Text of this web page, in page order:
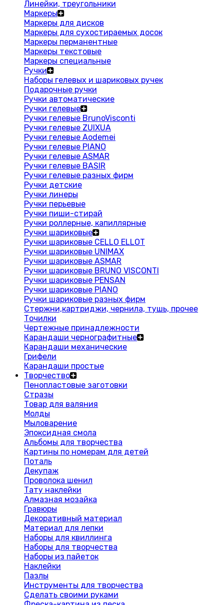
Линейки, треугольники
Маркеры
Маркеры для дисков
Маркеры для сухостираемых досок
Маркеры перманентные
Маркеры текстовые
Маркеры специальные
Ручки
Наборы гелевых и шариковых ручек
Подарочные ручки
Ручки автоматические
Ручки гелевые
Ручки гелевые BrunoVisconti
Ручки гелевые ZUIXUA
Ручки гелевые Aodemei
Ручки гелевые PIANO
Ручки гелевые ASMAR
Ручки гелевые BASIR
Ручки гелевые разных фирм
Ручки детские
Ручки линеры
Ручки перьевые
Ручки пиши-стирай
Ручки роллерные, капиллярные
Ручки шариковые
Ручки шариковые CELLO ELLOT
Ручки шариковые UNIMAX
Ручки шариковые ASMAR
Ручки шариковые BRUNO VISCONTI
Ручки шариковые PENSAN
Ручки шариковые PIANO
Ручки шариковые разных фирм
Стержни,картриджи, чернила, тушь, прочее
Точилки
Чертежные принадлежности
Карандаши чернографитные
Карандаши механические
Грифели
Карандаши простые
Творчество
Пенопластовые заготовки
Стразы
Товар для валяния
Молды
Мыловарение
Эпоксидная смола
Альбомы для творчества
Картины по номерам для детей
Поталь
Декупаж
Проволока шенил
Тату наклейки
Алмазная мозайка
Гравюры
Декоративный материал
Материал для лепки
Наборы для квиллинга
Наборы для творчества
Наборы из пайеток
Наклейки
Пазлы
Инструменты для творчества
Сделать своими руками